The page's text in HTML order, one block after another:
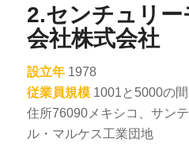
2.センチュリ
会社株式会社
設立年1978
従業員規模1001と5000の間
住所76090メキシコ、サン
ル・マルケス工業団地